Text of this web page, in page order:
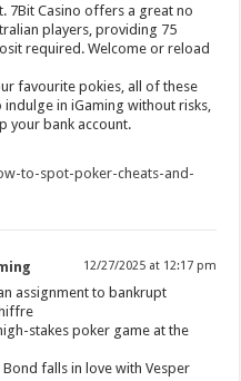
7Bit Casino offers a great no
players, providing 75
required. Welcome or reload
favourite pokies, all of these
in iGaming without risks,
your bank account.
to-spot-poker-cheats-and-
12/27/2025 at 12:17 pm
assignment to bankrupt
stakes poker game at the
falls in love with Vesper